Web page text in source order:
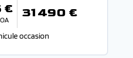
€ 31 490 €
occasion